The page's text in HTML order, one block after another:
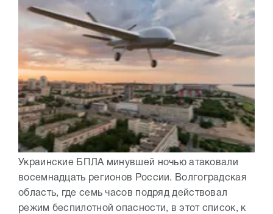
Украинские БПЛА минувшей ночью атаковали
восемнадцать регионов России. Волгоградская
область, где семь часов подряд действовал
режим беспилотной опасности, в этот список, к